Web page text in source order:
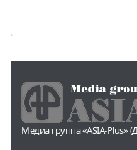
Медиа группа «ASIA-Plus»